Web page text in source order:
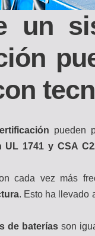
un
pueden
1741 y CSA
cada vez más
. Esto ha llevado
de bateríasson